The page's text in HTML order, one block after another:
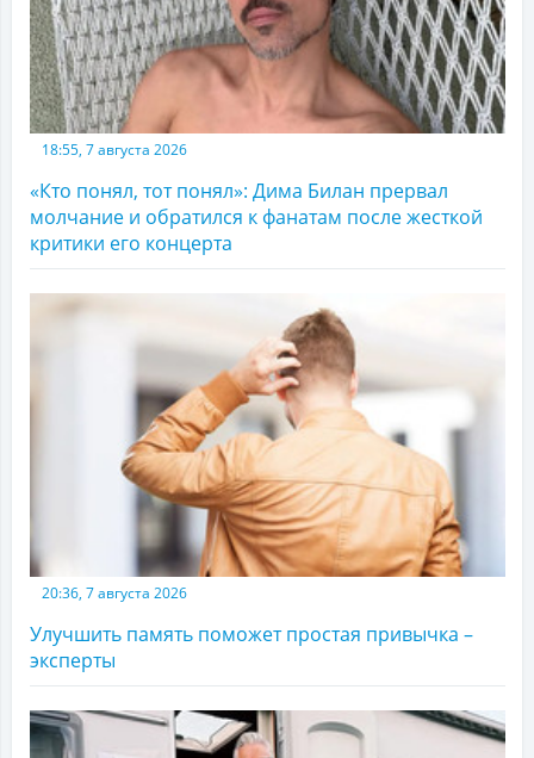
18:55, 7 августа 2026
«Кто понял, тот понял»: Дима Билан прервал
молчание и обратился к фанатам после жесткой
критики его концерта
20:36, 7 августа 2026
Улучшить память поможет простая привычка –
эксперты